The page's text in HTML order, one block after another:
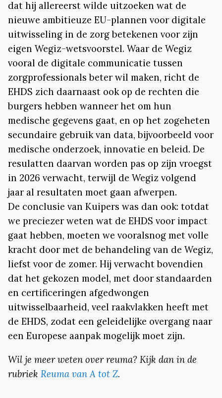
dat hij allereerst wilde uitzoeken wat de
nieuwe ambitieuze EU-plannen voor digitale
uitwisseling in de zorg betekenen voor zijn
eigen Wegiz-wetsvoorstel. Waar de Wegiz
vooral de digitale communicatie tussen
zorgprofessionals beter wil maken, richt de
EHDS zich daarnaast ook op de rechten die
burgers hebben wanneer het om hun
medische gegevens gaat, en op het zogeheten
secundaire gebruik van data, bijvoorbeeld voor
medische onderzoek, innovatie en beleid. De
resulatten daarvan worden pas op zijn vroegst
in 2026 verwacht, terwijl de Wegiz volgend
jaar al resultaten moet gaan afwerpen.
De conclusie van Kuipers was dan ook: totdat
we preciezer weten wat de EHDS voor impact
gaat hebben, moeten we vooralsnog met volle
kracht door met de behandeling van de Wegiz,
liefst voor de zomer. Hij verwacht bovendien
dat het gekozen model, met door standaarden
en certificeringen afgedwongen
uitwisselbaarheid, veel raakvlakken heeft met
de EHDS, zodat een geleidelijke overgang naar
een Europese aanpak mogelijk moet zijn.
Wil je meer weten over reuma? Kijk dan in de
rubriek Reuma van A tot Z.